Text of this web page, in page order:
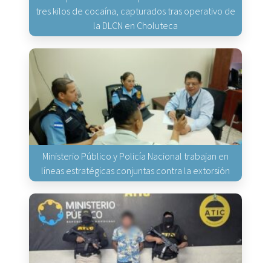
tres kilos de cocaína, capturados tras operativo de
la DLCN en Choluteca
Ministerio Público y Policía Nacional trabajan en
líneas estratégicas conjuntas contra la extorsión